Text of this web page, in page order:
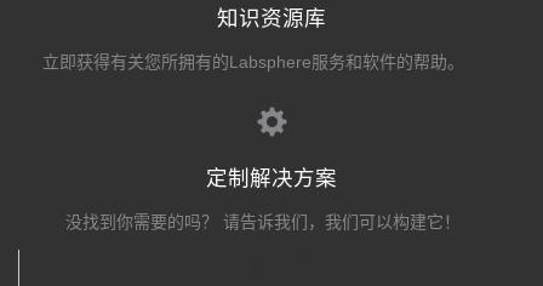
知识资源库
立即获得有关您所拥有的Labsphere服务和软件的帮助。
定制解决方案
没找到你需要的吗？ 请告诉我们，我们可以构建它！